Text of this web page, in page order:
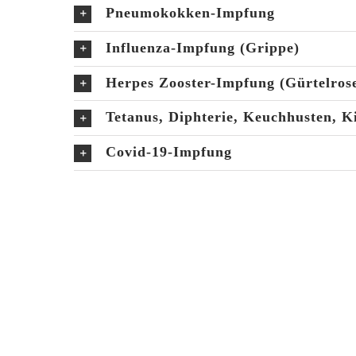
Pneumokokken-Impfung
Influenza-Impfung (Grippe)
Herpes Zooster-Impfung
Tetanus, Diphterie, Keuchhusten,
Covid-19-Impfung